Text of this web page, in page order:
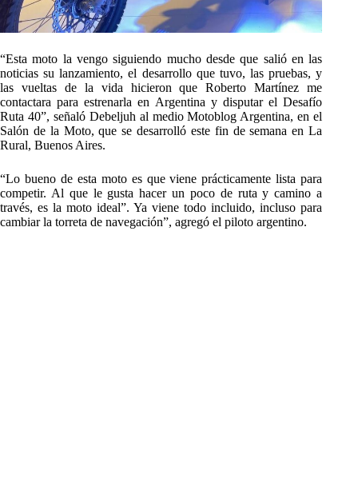
“Esta moto la vengo siguiendo mucho desde que salió en las
noticias su lanzamiento, el desarrollo que tuvo, las pruebas, y
las vueltas de la vida hicieron que Roberto Martínez me
contactara para estrenarla en Argentina y disputar el Desafío
Ruta 40”, señaló Debeljuh al medio Motoblog Argentina, en el
Salón de la Moto, que se desarrolló este fin de semana en La
Rural, Buenos Aires.
“Lo bueno de esta moto es que viene prácticamente lista para
competir. Al que le gusta hacer un poco de ruta y camino a
través, es la moto ideal”. Ya viene todo incluido, incluso para
cambiar la torreta de navegación”, agregó el piloto argentino.